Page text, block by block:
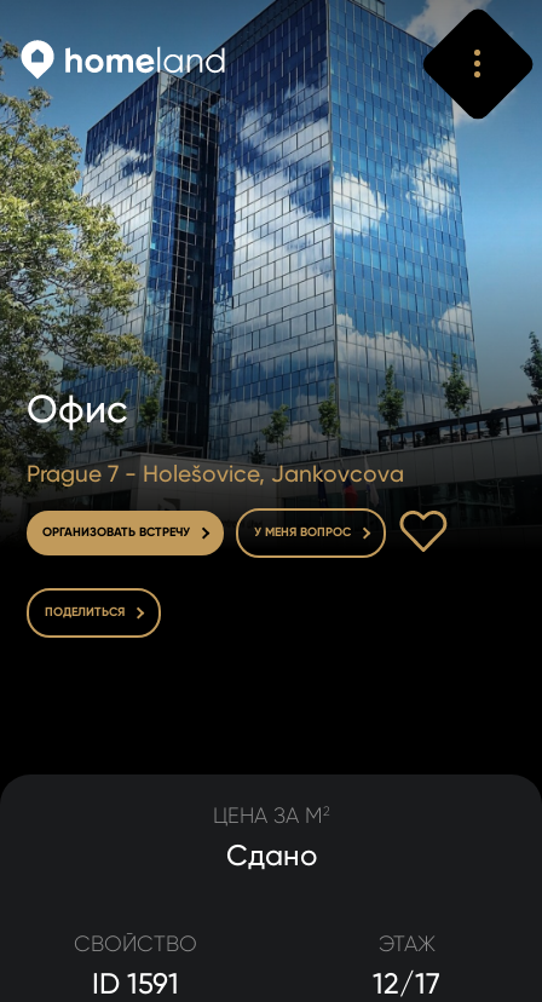
Офис
Prague 7 - Holešovice, Jankovcova
ОРГАНИЗОВАТЬ ВСТРЕЧУ У МЕНЯ ВОПРОС
ПОДЕЛИТЬСЯ
СВОЙСТВО
ID 1591
ЭТАЖ
12/17
ЦЕНА ЗА M2
Сдано
Искать
Vyhledat